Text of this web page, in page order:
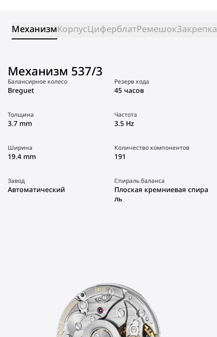
МеханизмКорпусЦиферблатРемешокЗакрепка
Механизм 537/3
Балансирное колесо
Breguet
Резерв хода
45 часов
Толщина
3.7 mm
Частота
3.5 Hz
Ширина
19.4 mm
Количество компонентов
191
Завод
Автоматический
Спираль баланса
Плоская кремниевая спира
ль